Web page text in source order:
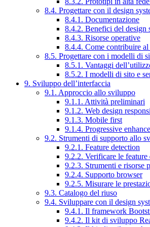
8.4. Progettare con il design
8.4.1. Documentazione
8.4.2. Benefici del design
8.4.3. Risorse operative
8.4.4. Come contribuire
8.5. Progettare con i modelli di
8.5.1. Vantaggi
8.5.2. I modelli di sito e
9. Sviluppo dell’interfaccia
9.1. Approccio allo sviluppo
9.1.1. Attività preliminari
9.1.2. Web design
9.1.3. Mobile first
9.1.4. Progressive
9.2. Strumenti di supporto allo
9.2.1. Feature detection
9.2.2. Verificare le
9.2.3. Strumenti e risorse
9.2.4. Supporto browser
9.2.5. Misurare le
9.3. Catalogo del riuso
9.4. Sviluppare con il design
9.4.1. Il framework
9.4.2. Il kit di sviluppo